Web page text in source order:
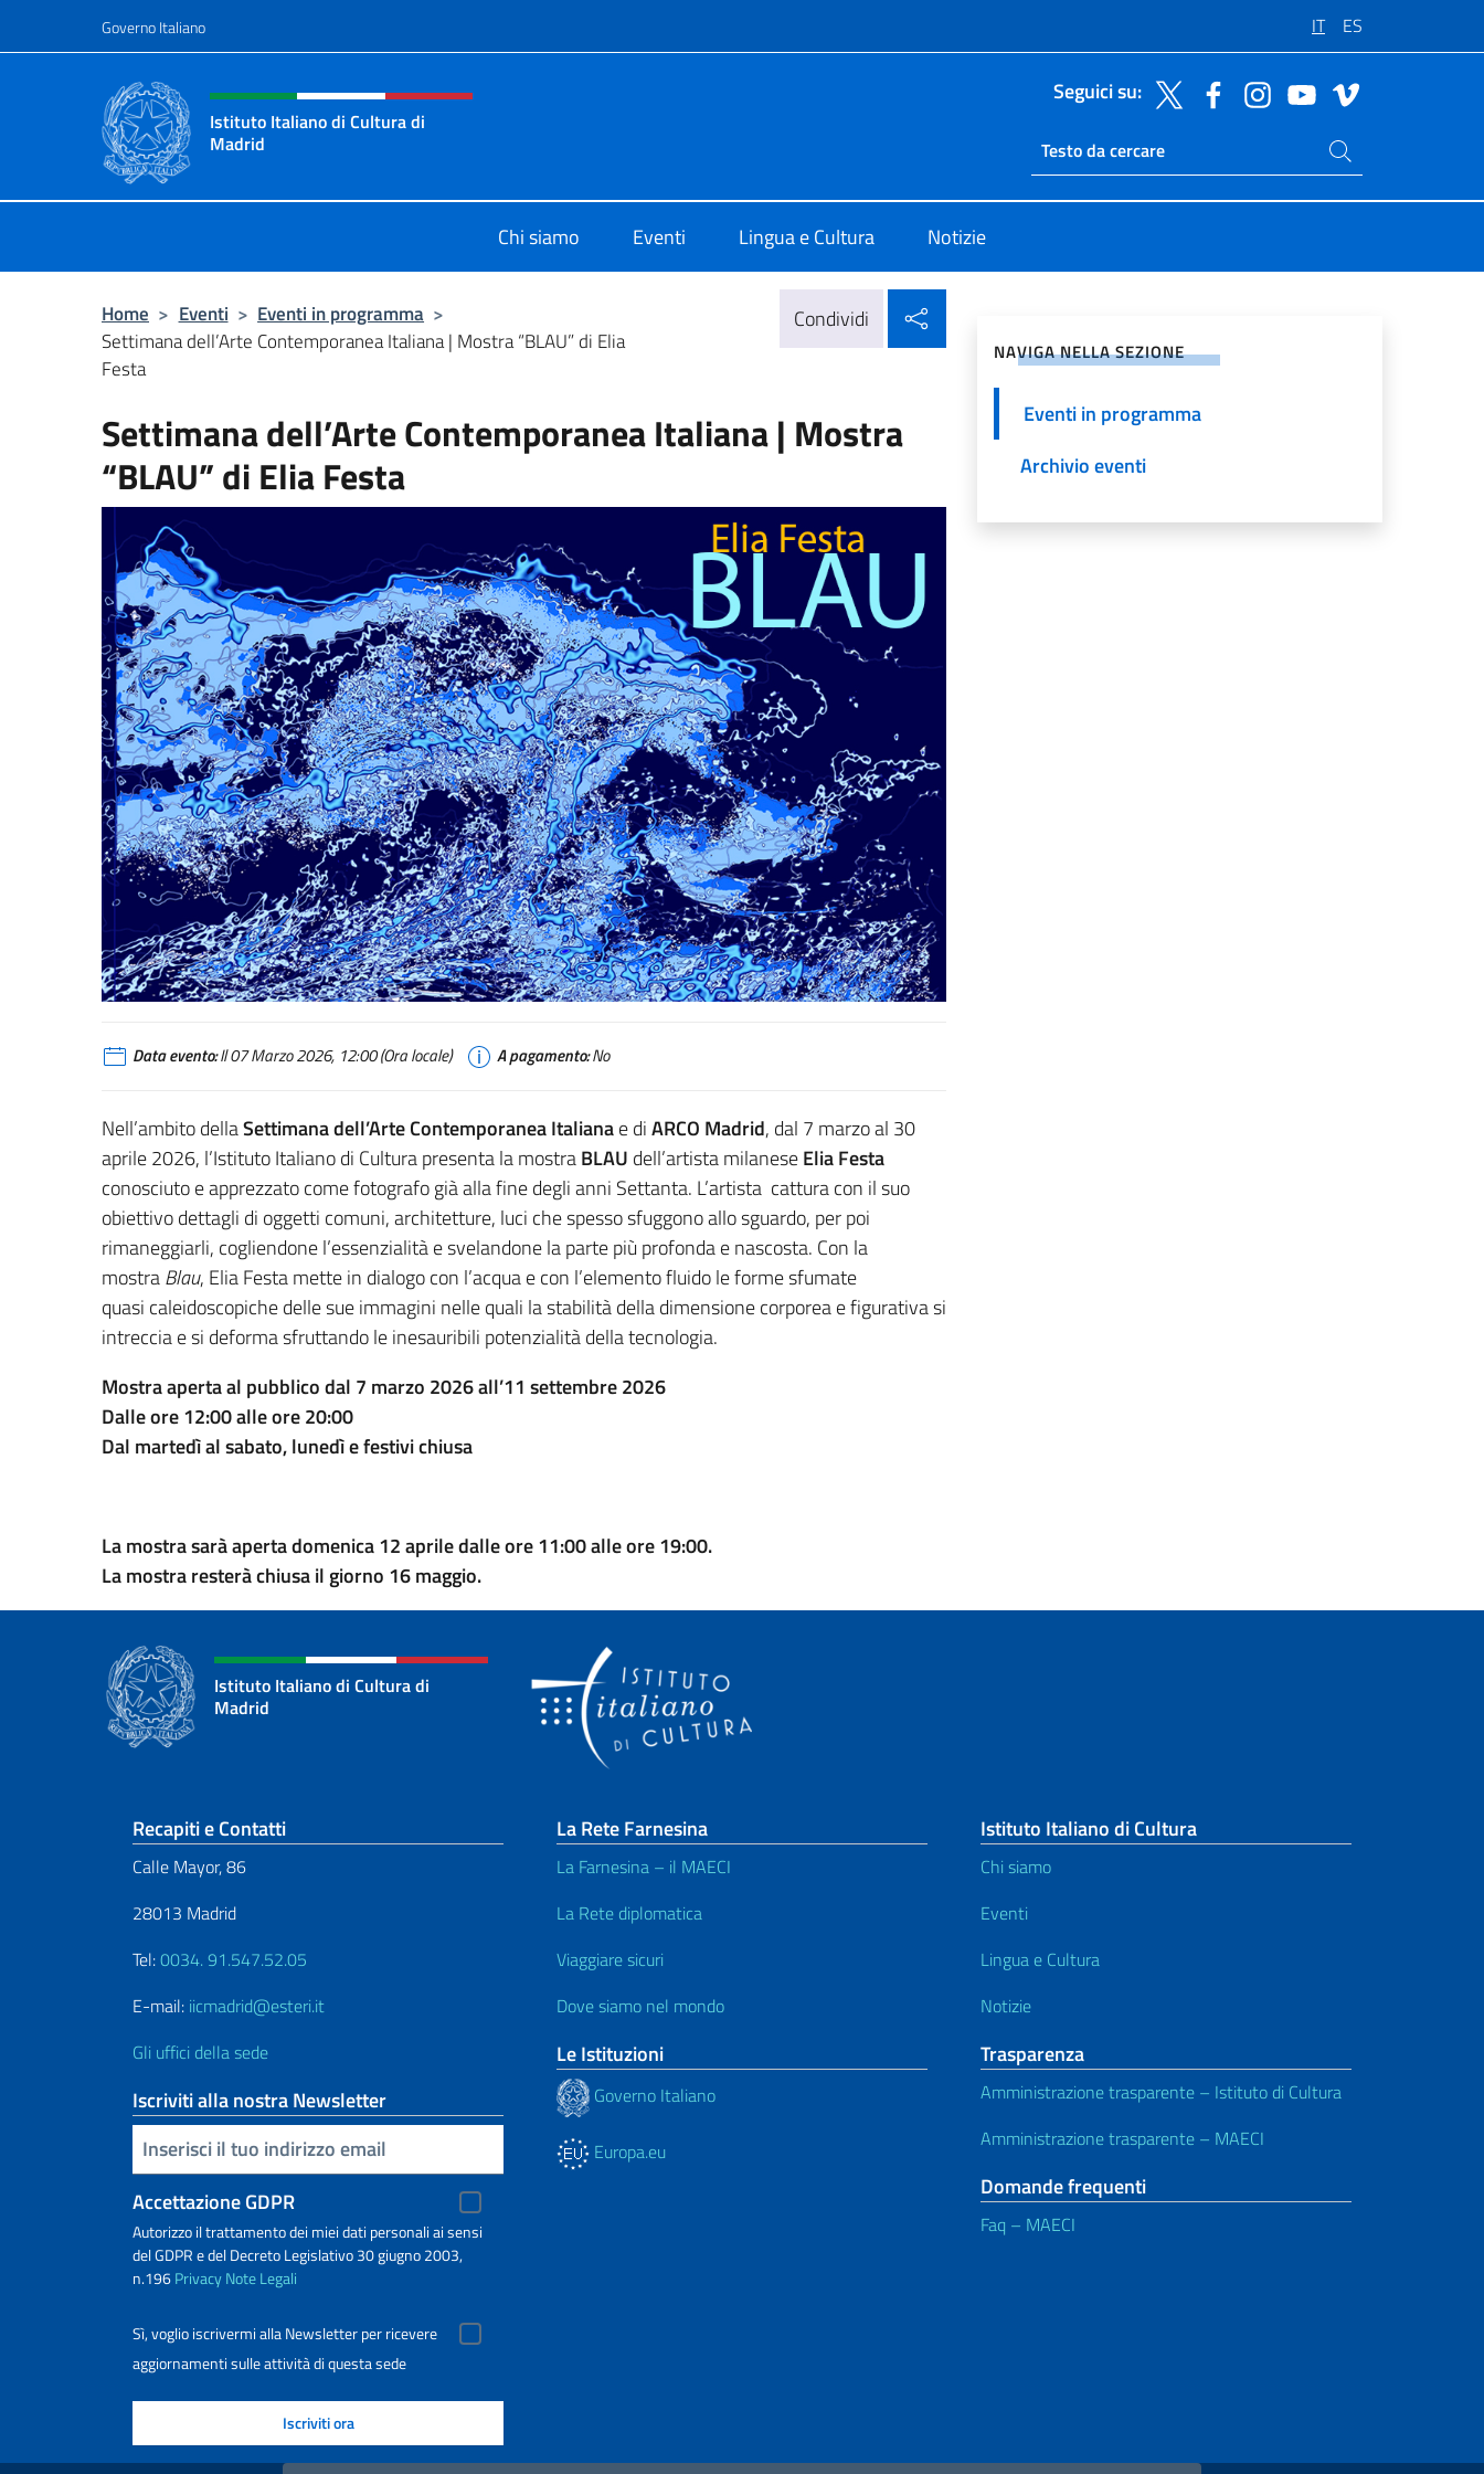
Governo Italiano IT ES
Intestazione sito, social e menù
Istituto Italiano di Cultura di
Madrid
Seguici su:
Ricerca sito live
Cerca nel sito
Chi siamo Eventi Lingua e Cultura Notizie
Home > Eventi > Eventi in programma >
Settimana dell’Arte Contemporanea Italiana | Mostra “BLAU” di Elia
Festa
Condividi
Settimana dell’Arte Contemporanea Italiana | Mostra
“BLAU” di Elia Festa
Data evento:Il 07 Marzo 2026, 12:00 (Ora locale) A pagamento:No
Nell’ambito dellaSettimana dell’Arte Contemporanea Italianae diARCO Madrid, dal 7 marzo al 30
aprile 2026, l’Istituto Italiano di Cultura presenta la mostraBLAU dell’artista milaneseElia Festa
conosciuto e apprezzato come fotografo già alla fine degli anni Settanta. L’artista cattura con il suo
obiettivo dettagli di oggetti comuni, architetture, luci che spesso sfuggono allo sguardo, per poi
rimaneggiarli, cogliendone l’essenzialità e svelandone la parte più profonda e nascosta. Con la
mostraBlau, Elia Festa mette in dialogo con l’acqua e con l’elemento fluido le forme sfumate
quasi caleidoscopiche delle sue immagini nelle quali la stabilità della dimensione corporea e figurativa si
intreccia e si deforma sfruttando le inesauribili potenzialità della tecnologia.
Mostra aperta al pubblico dal 7 marzo 2026 all’11 settembre 2026
Dalle ore 12:00 alle ore 20:00
Dal martedì al sabato, lunedì e festivi chiusa
La mostra sarà aperta domenica 12 aprile dalle ore 11:00 alle ore 19:00.
La mostra resterà chiusa il giorno 16 maggio.
NAVIGA NELLA SEZIONE
Eventi in programma
Archivio eventi
Istituto Italiano di Cultura di
Madrid
Sezione footer
Recapiti e Contatti
Calle Mayor, 86
28013 Madrid
Tel:0034. 91.547.52.05
E-mail: iicmadrid@esteri.it
Gli uffici della sede
Iscriviti alla nostra Newsletter
Inserisci la tua email
Accettazione GDPR
Autorizzo il trattamento dei miei dati personali ai sensi
del GDPR e del Decreto Legislativo 30 giugno 2003,
n.196PrivacyNote Legali
Sì, voglio iscrivermi alla Newsletter per ricevere
aggiornamenti sulle attività di questa sede
La Rete Farnesina
La Farnesina – il MAECI
La Rete diplomatica
Viaggiare sicuri
Dove siamo nel mondo
Le Istituzioni
Governo Italiano
Europa.eu
Istituto Italiano di Cultura
Chi siamo
Eventi
Lingua e Cultura
Notizie
Trasparenza
Amministrazione trasparente – Istituto di Cultura
Amministrazione trasparente – MAECI
Domande frequenti
Faq – MAECI